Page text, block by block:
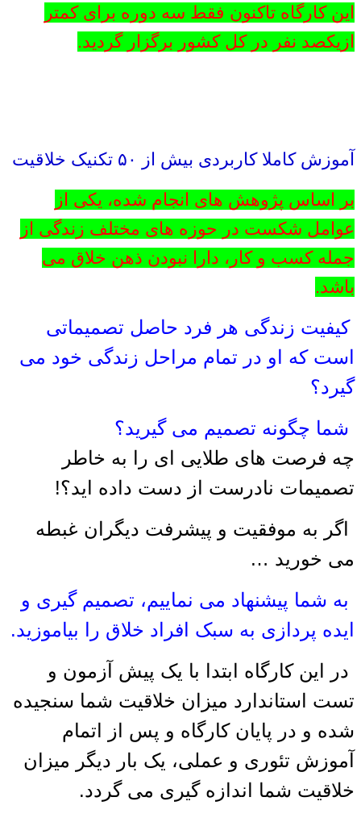
این کارگاه تاکنون فقط سه دوره برای کمتر
ازیکصد نفر در کل کشور برگزار گردید.
آموزش کاملا کاربردی بیش از ۵۰ تکنیک خلاقیت
بر اساس پژوهش های انجام شده، یکی از
عوامل شکست در حوزه های مختلف زندگی از
جمله کسب و کار، دارا نبودن ذهن خلاق می
باشد.
کیفیت زندگی هر فرد حاصل تصمیماتی
است که او در تمام مراحل زندگی خود می
گیرد؟
شما چگونه تصمیم می گیرید؟
چه فرصت های طلایی ای را به خاطر
تصمیمات نادرست از دست داده اید؟!
اگر به موفقیت و پیشرفت دیگران غبطه
می خورید …
به شما پیشنهاد می نماییم، تصمیم گیری و
ایده پردازی به سبک افراد خلاق را بیاموزید.
در این کارگاه ابتدا با یک پیش آزمون و
تست استاندارد میزان خلاقیت شما سنجیده
شده و در پایان کارگاه و پس از اتمام
آموزش تئوری و عملی، یک بار دیگر میزان
خلاقیت شما اندازه گیری می گردد.